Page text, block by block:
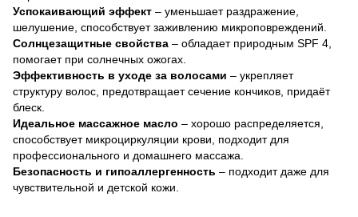
Успокаивающий эффект – уменьшает раздражение,
шелушение, способствует заживлению микроповреждений.
Солнцезащитные свойства – обладает природным SPF 4,
помогает при солнечных ожогах.
Эффективность в уходе за волосами – укрепляет
структуру волос, предотвращает сечение кончиков, придаёт
блеск.
Идеальное массажное масло – хорошо распределяется,
способствует микроциркуляции крови, подходит для
профессионального и домашнего массажа.
Безопасность и гипоаллергенность – подходит даже для
чувствительной и детской кожи.